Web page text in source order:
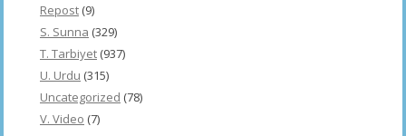
Repost (9)
S. Sunna (329)
T. Tarbiyet (937)
U. Urdu (315)
Uncategorized (78)
V. Video (7)